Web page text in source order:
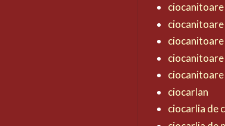
ciocarlan
ciocarlia de